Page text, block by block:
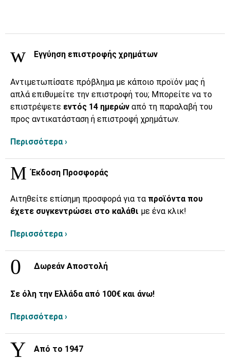
Εγγύηση επιστροφής χρημάτων
Αντιμετωπίσατε πρόβλημα με κάποιο προϊόν μας ή
απλά επιθυμείτε την επιστροφή του; Μπορείτε να το
επιστρέψετε εντός 14 ημερών από τη παραλαβή του
προς αντικατάσταση ή επιστροφή χρημάτων.
Περισσότερα ›
Έκδοση Προσφοράς
Αιτηθείτε επίσημη προσφορά για τα προϊόντα που
έχετε συγκεντρώσει στο καλάθι με ένα κλικ!
Περισσότερα ›
Δωρεάν Αποστολή
Σε όλη την Ελλάδα από 100€ και άνω!
Περισσότερα ›
Από το 1947